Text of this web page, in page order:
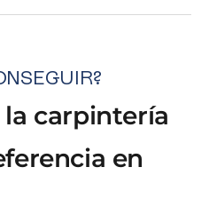
la carpintería
en